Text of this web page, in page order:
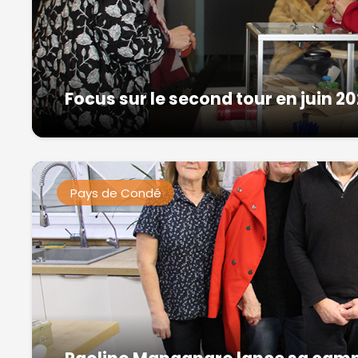
Focus sur le second tour en juin
Pays de Condé